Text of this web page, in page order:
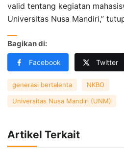
valid tentang kegiatan
Universitas Nusa Mandiri,”
Bagikan di:
Facebook Twitter
generasi bertalenta NKBO
Universitas Nusa Mandiri (UNM)
Artikel Terkait